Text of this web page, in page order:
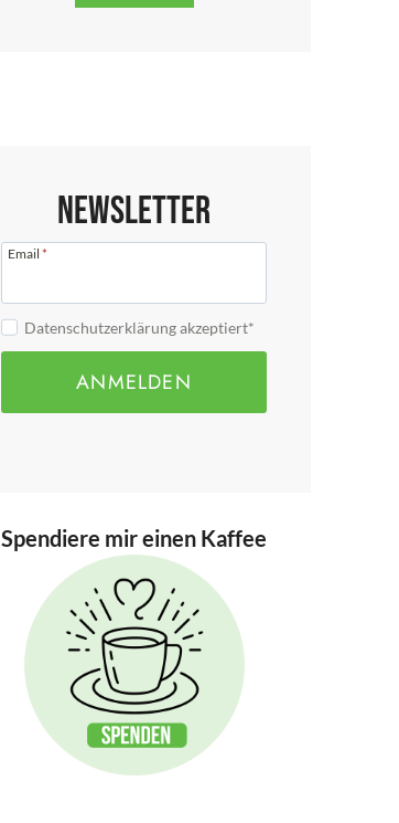
Newsletter
Email *
Datenschutzerklärung akzeptiert*
ANMELDEN
Spendiere mir einen Kaffee